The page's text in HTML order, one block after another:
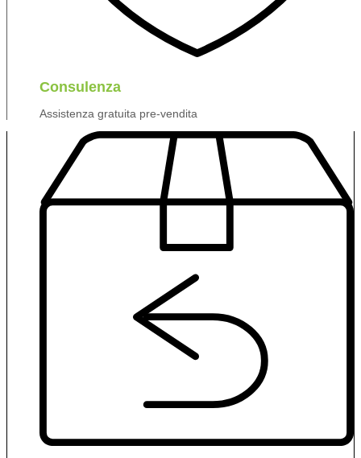
Consulenza
Assistenza gratuita pre-vendita